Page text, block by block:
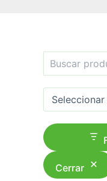
Cerrar